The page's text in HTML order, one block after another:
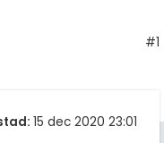
#1
15 dec 2020 23:01